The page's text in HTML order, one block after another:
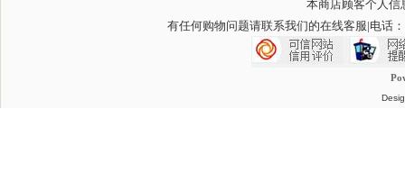
本商店顾客个人信
有任何购物问题请联系我们的在线客服|电话：